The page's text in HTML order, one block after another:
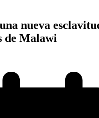
nueva
de Malawi